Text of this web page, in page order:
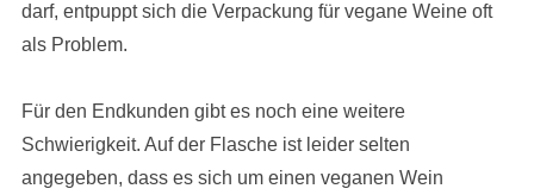
darf, entpuppt sich die Verpackung für vegane Weine oft
als Problem.
Für den Endkunden gibt es noch eine weitere
Schwierigkeit. Auf der Flasche ist leider selten
angegeben, dass es sich um einen veganen Wein